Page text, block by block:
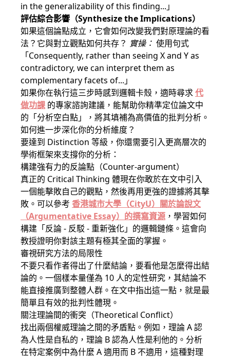
in the generalizability of this finding...」
評估綜合影響（Synthesize the Implications）
如果這個論點成立，它會如何改變我們對原理論的看
法？它與對立觀點如何共存？ 實操： 使用句式
「Consequently, rather than seeing X and Y as
contradictory, we can interpret them as
complementary facets of...」
如果你在執行這三步時感到邏輯卡殼，適時尋求代
做功課 的專家諮詢建議，能幫助你精準定位論文中
的「分析空白點」，將其填補為高價值的批判分析。
如何進一步深化你的分析維度？
要達到 Distinction 等級，你還需要引入更高層次的
學術框架來支撐你的分析：
構建強有力的反論點（Counter-argument）
真正的 Critical Thinking 體現在你敢於在文中引入
一個能擊敗自己的觀點，然後再用更強的證據將其擊
敗。可以參考 香港城市大學（CityU）關於論說文
（Argumentative Essay）的撰寫資源 ，學習如何
構建「反論 - 反駁 - 重新強化」的邏輯鏈條。這會向
教授證明你對該主題有極其全面的掌握。
審視研究方法的局限性
不要只看作者得出了什麼結論，要看他是怎麼得出結
論的。一個樣本量僅為 10 人的定性研究，其結論不
能直接推廣到整體人群。在文中指出這一點，就是最
簡單且有效的批判性體現。
關注理論間的衝突（Theoretical Conflict）
找出兩個權威理論之間的矛盾點。例如，理論 A 認
為人性是自私的，理論 B 認為人性是利他的。分析
在特定案例中為什麼 A 適用而 B 不適用，這種對理